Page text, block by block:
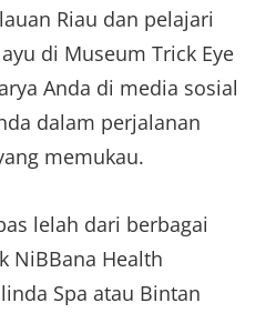
Riau dan pelajari
di Museum Trick Eye
Anda di media sosial
dalam perjalanan
memukau.
lelah dari berbagai
NiBBana Health
Spa atau Bintan